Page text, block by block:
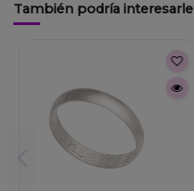
También podría interesarle